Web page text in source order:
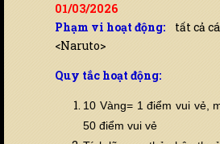
01/03/2026
Phạm vi hoạt động: tất cả
<Naruto>
Quy tắc hoạt động:
10 Vàng= 1 điểm vui vẻ,
50 điểm vui vẻ